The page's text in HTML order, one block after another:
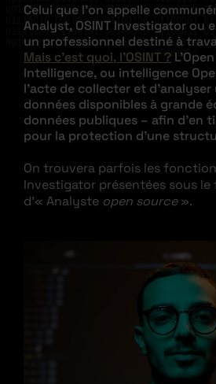
00100000 01010110 01100001 00100000
01110010 00100000 01100100 01100001
01101100 01100101 00100000 01100011
00100000 01110011 01101111 01110101
00101110
Celui que l’on appelle
Analyst, OSINT Investigator ou
un professionnel destiné à
Mais c’est quoi, l’OSINT ?
Intelligence, ou intelligence
l’acte de collecter et
données disponibles à grande
données publiques – afin d’en
pour la protection d’une
On trouvera parfois les
Investigator présentées sous
d’« Analyste open source».